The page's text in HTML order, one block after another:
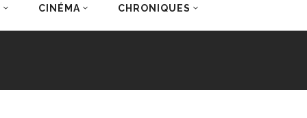
CINÉMA CHRONIQUES
DERNIERS ARTICLES